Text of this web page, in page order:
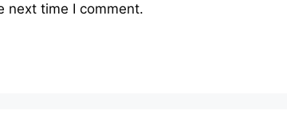
next time I comment.